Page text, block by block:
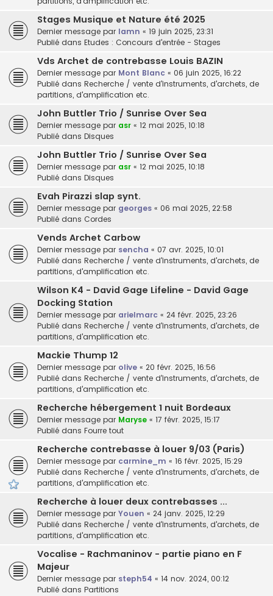
Stages Musique et Nature été 2025
Dernier message par lamn « 19 juin 2025, 23:31
Publié dans Etudes : Concours d'entrée - Stages
Vds Archet de contrebasse Louis BAZIN
Dernier message par Mont Blanc « 06 juin 2025, 16:22
Publié dans Recherche / vente d'instruments, d'archets, de
partitions, d'amplification etc.
John Buttler Trio / Sunrise Over Sea
Dernier message par asr « 12 mai 2025, 10:18
Publié dans Disques
John Buttler Trio / Sunrise Over Sea
Dernier message par asr « 12 mai 2025, 10:18
Publié dans Disques
Evah Pirazzi slap synt.
Dernier message par georges « 06 mai 2025, 22:58
Publié dans Cordes
Vends Archet Carbow
Dernier message par sencha « 07 avr. 2025, 10:01
Publié dans Recherche / vente d'instruments, d'archets, de
partitions, d'amplification etc.
Wilson K4 - David Gage Lifeline - David Gage
Docking Station
Dernier message par arielmarc « 24 févr. 2025, 23:26
Publié dans Recherche / vente d'instruments, d'archets, de
partitions, d'amplification etc.
Mackie Thump 12
Dernier message par olive « 20 févr. 2025, 16:56
Publié dans Recherche / vente d'instruments, d'archets, de
partitions, d'amplification etc.
Recherche hébergement 1 nuit Bordeaux
Dernier message par Maryse « 17 févr. 2025, 15:17
Publié dans Fourre tout
Recherche contrebasse à louer 9/03 (Paris)
Dernier message par carmine_m « 16 févr. 2025, 15:29
Publié dans Recherche / vente d'instruments, d'archets, de
partitions, d'amplification etc.
Recherche à louer deux contrebasses ...
Dernier message par Youen « 24 janv. 2025, 12:29
Publié dans Recherche / vente d'instruments, d'archets, de
partitions, d'amplification etc.
Vocalise - Rachmaninov - partie piano en F
Majeur
Dernier message par steph54 « 14 nov. 2024, 00:12
Publié dans Partitions